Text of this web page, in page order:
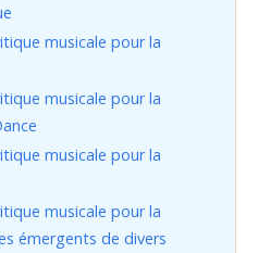
musicale pour la
musicale pour la
musicale pour la
musicale pour la
émergents de divers